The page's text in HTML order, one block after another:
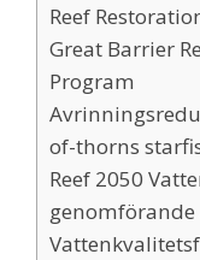
Reef
Great Barrier
Program
of-thorns
Reef 2050
genomförande